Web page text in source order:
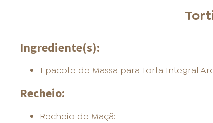
Ingrediente(s):
1 pacote de Massa para Torta Integral
Recheio:
Recheio de Maçã: